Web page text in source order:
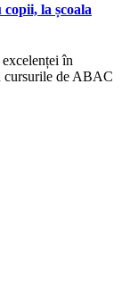
la școala
în
cursurile de ABAC